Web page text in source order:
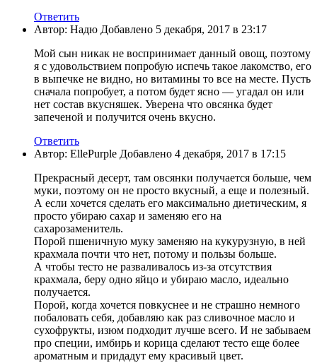
Ответить
Автор: Надю Добавлено 5 декабря, 2017 в 23:17
Мой сын никак не воспринимает данный овощ, поэтому
я с удовольствием попробую испечь такое лакомство, его
в выпечке не видно, но витамины то все на месте. Пусть
сначала попробует, а потом будет ясно — угадал он или
нет состав вкусняшек. Уверена что овсянка будет
запеченой и получится очень вкусно.
Ответить
Автор: EllePurple Добавлено 4 декабря, 2017 в 17:15
Прекрасный десерт, там овсянки получается больше, чем
муки, поэтому он не просто вкусный, а еще и полезный.
А если хочется сделать его максимально диетическим, я
просто убираю сахар и заменяю его на
сахарозаменитель.
Порой пшеничную муку заменяю на кукурузную, в ней
крахмала почти что нет, потому и пользы больше.
А чтобы тесто не разваливалось из-за отсутствия
крахмала, беру одно яйцо и убираю масло, идеально
получается.
Порой, когда хочется повкуснее и не страшно немного
побаловать себя, добавляю как раз сливочное масло и
сухофрукты, изюм подходит лучше всего. И не забываем
про специи, имбирь и корица сделают тесто еще более
ароматным и придадут ему красивый цвет.